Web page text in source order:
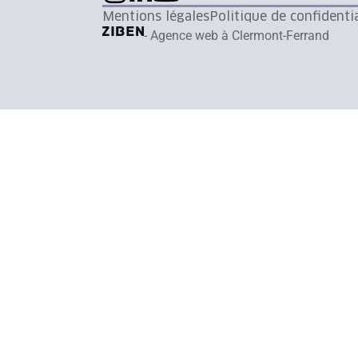
Mentions légalesPolitique de
- Agence web à Clermont-Ferrand